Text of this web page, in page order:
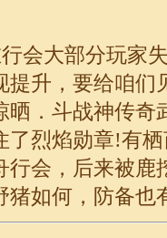
会大部分玩家
提升，要给咱们
晒．斗战神传奇
了烈焰勋章!有
行会，后来被鹿
猪如何，防备也